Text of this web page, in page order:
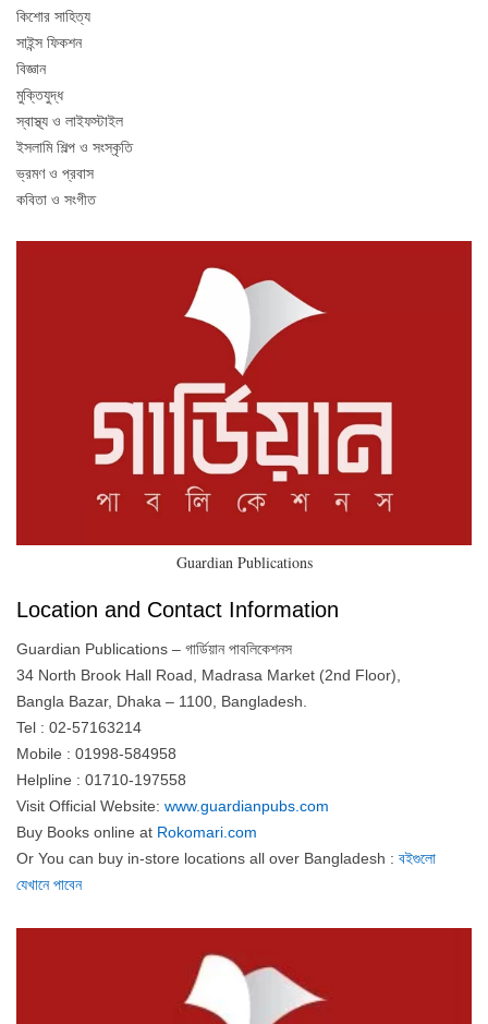
কিশোর সাহিত্য
সাইন্স ফিকশন
বিজ্ঞান
মুক্তিযুদ্ধ
স্বাস্থ্য ও লাইফস্টাইল
ইসলামি শিল্প ও সংস্কৃতি
ভ্রমণ ও প্রবাস
কবিতা ও সংগীত
Guardian Publications
Location and Contact Information
Guardian Publications – গার্ডিয়ান পাবলিকেশনস
34 North Brook Hall Road, Madrasa Market (2nd Floor),
Bangla Bazar, Dhaka – 1100, Bangladesh.
Tel : 02-57163214
Mobile : 01998-584958
Helpline : 01710-197558
Visit Official Website: www.guardianpubs.com
Buy Books online at Rokomari.com
Or You can buy in-store locations all over Bangladesh : বইগুলো
যেখানে পাবেন